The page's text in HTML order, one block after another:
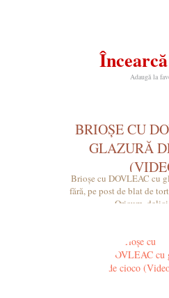
Adaugă la
BRIOȘE CU
GLAZURĂ
Brioșe cu DOVLEAC cu
fără, pe post de blat de
Oricum,